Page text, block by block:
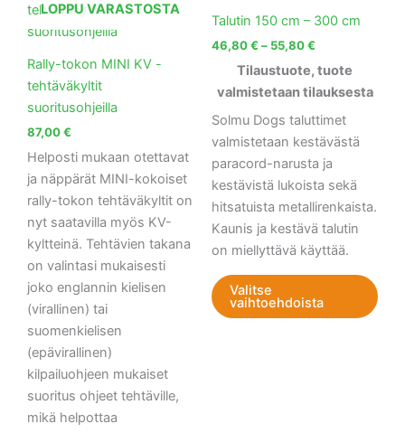
LOPPU VARASTOSTA
Rally-tokon MINI KV -
tehtäväkyltit
suoritusohjeilla
87,00€
Helposti mukaan otettavat
ja näppärät MINI-kokoiset
rally-tokon tehtäväkyltit on
nyt saatavilla myös KV-
kyltteinä. Tehtävien takana
on valintasi mukaisesti
joko englannin kielisen
(virallinen) tai
suomenkielisen
(epävirallinen)
kilpailuohjeen mukaiset
suoritus ohjeet tehtäville,
mikä helpottaa
useampi
muunnelma.
tehdä
valinnat
tuotteen
sivulla.
Talutin 150 cm – 300 cm
46,80€ – 55,80€
-
55,80 €
Tilaustuote, tuote
valmistetaan tilauksesta
Solmu Dogs taluttimet
valmistetaan kestävästä
paracord-narusta ja
kestävistä lukoista sekä
hitsatuista metallirenkaista.
Kaunis ja kestävä talutin
on miellyttävä käyttää.
Valitse
vaihtoehdoista